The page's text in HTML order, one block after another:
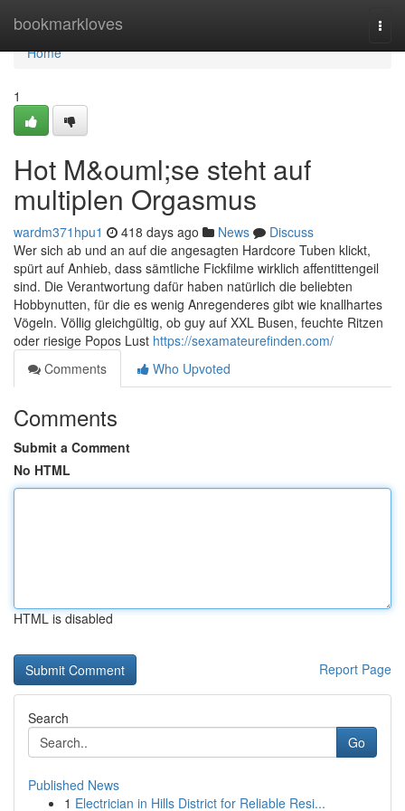
bookmarkloves
Home
Home
1
Hot M&ouml;se steht auf
multiplen Orgasmus
wardm371hpu1 418 days ago News
Discuss
Wer sich ab und an auf die angesagten Hardcore Tuben klickt,
spürt auf Anhieb, dass sämtliche Fickfilme wirklich affentittengeil
sind. Die Verantwortung dafür haben natürlich die beliebten
Hobbynutten, für die es wenig Anregenderes gibt wie knallhartes
Vögeln. Völlig gleichgültig, ob guy auf XXL Busen, feuchte Ritzen
oder riesige Popos Lust https://sexamateurefinden.com/
Comments
Who Upvoted
Comments
Submit a Comment
No HTML
HTML is disabled
Report Page
Search
Go
Published News
1 Electrician in Hills District for Reliable Resi...